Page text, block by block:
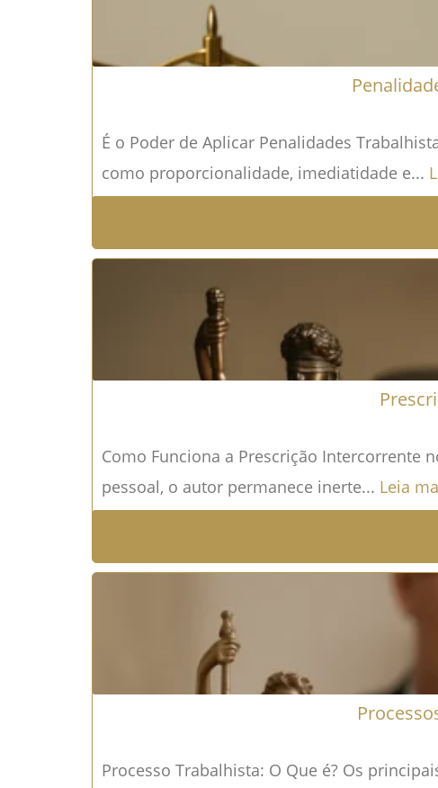
É o Poder de Aplicar Penalidades
como proporcionalidade, imediatidade e...
Como Funciona a Prescrição Intercorrente
pessoal, o autor permanece inerte... Leia
Processo Trabalhista: O Que é? Os